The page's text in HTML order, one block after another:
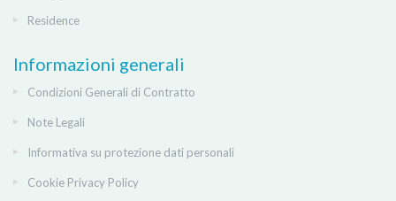
Residence
Informazioni generali
Condizioni Generali di Contratto
Note Legali
Informativa su protezione dati personali
Cookie Privacy Policy